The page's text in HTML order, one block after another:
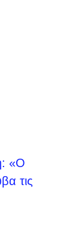
«Ο
τις